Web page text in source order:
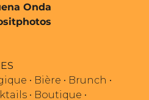
Onda
• Bière • Brunch •
• Boutique •